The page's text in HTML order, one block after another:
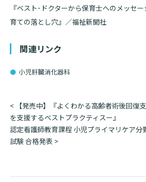
施設認定
臨床研究に関する情報公開について（
研究・業績
東部病院の特長
一歩先の医療の提供
入院のお会計について
ご面会について
ご来院にあたって
交通アクセス
院内のルールについて
医療連携センターのご案内
医療機関様からのよくあるご質問
連携登録医制度
連携登録医療機関一覧
医療関係者向け講習・研修
人材開発センター
ご寄付のお願い
臨床研究センターのご紹介
予約変更・確認
『ベスト･ドクターから保育士へのメッセ
育ての落とし穴』／福祉新聞社
関連リンク
小児肝臓消化器科
投
稿
ナ
ビ
シ
< 【発売中】『よくわかる高齢者術後回復
を支援するベストプラクティスー』
認定看護師教育課程 小児プライマリケア分
試験 合格発表 >